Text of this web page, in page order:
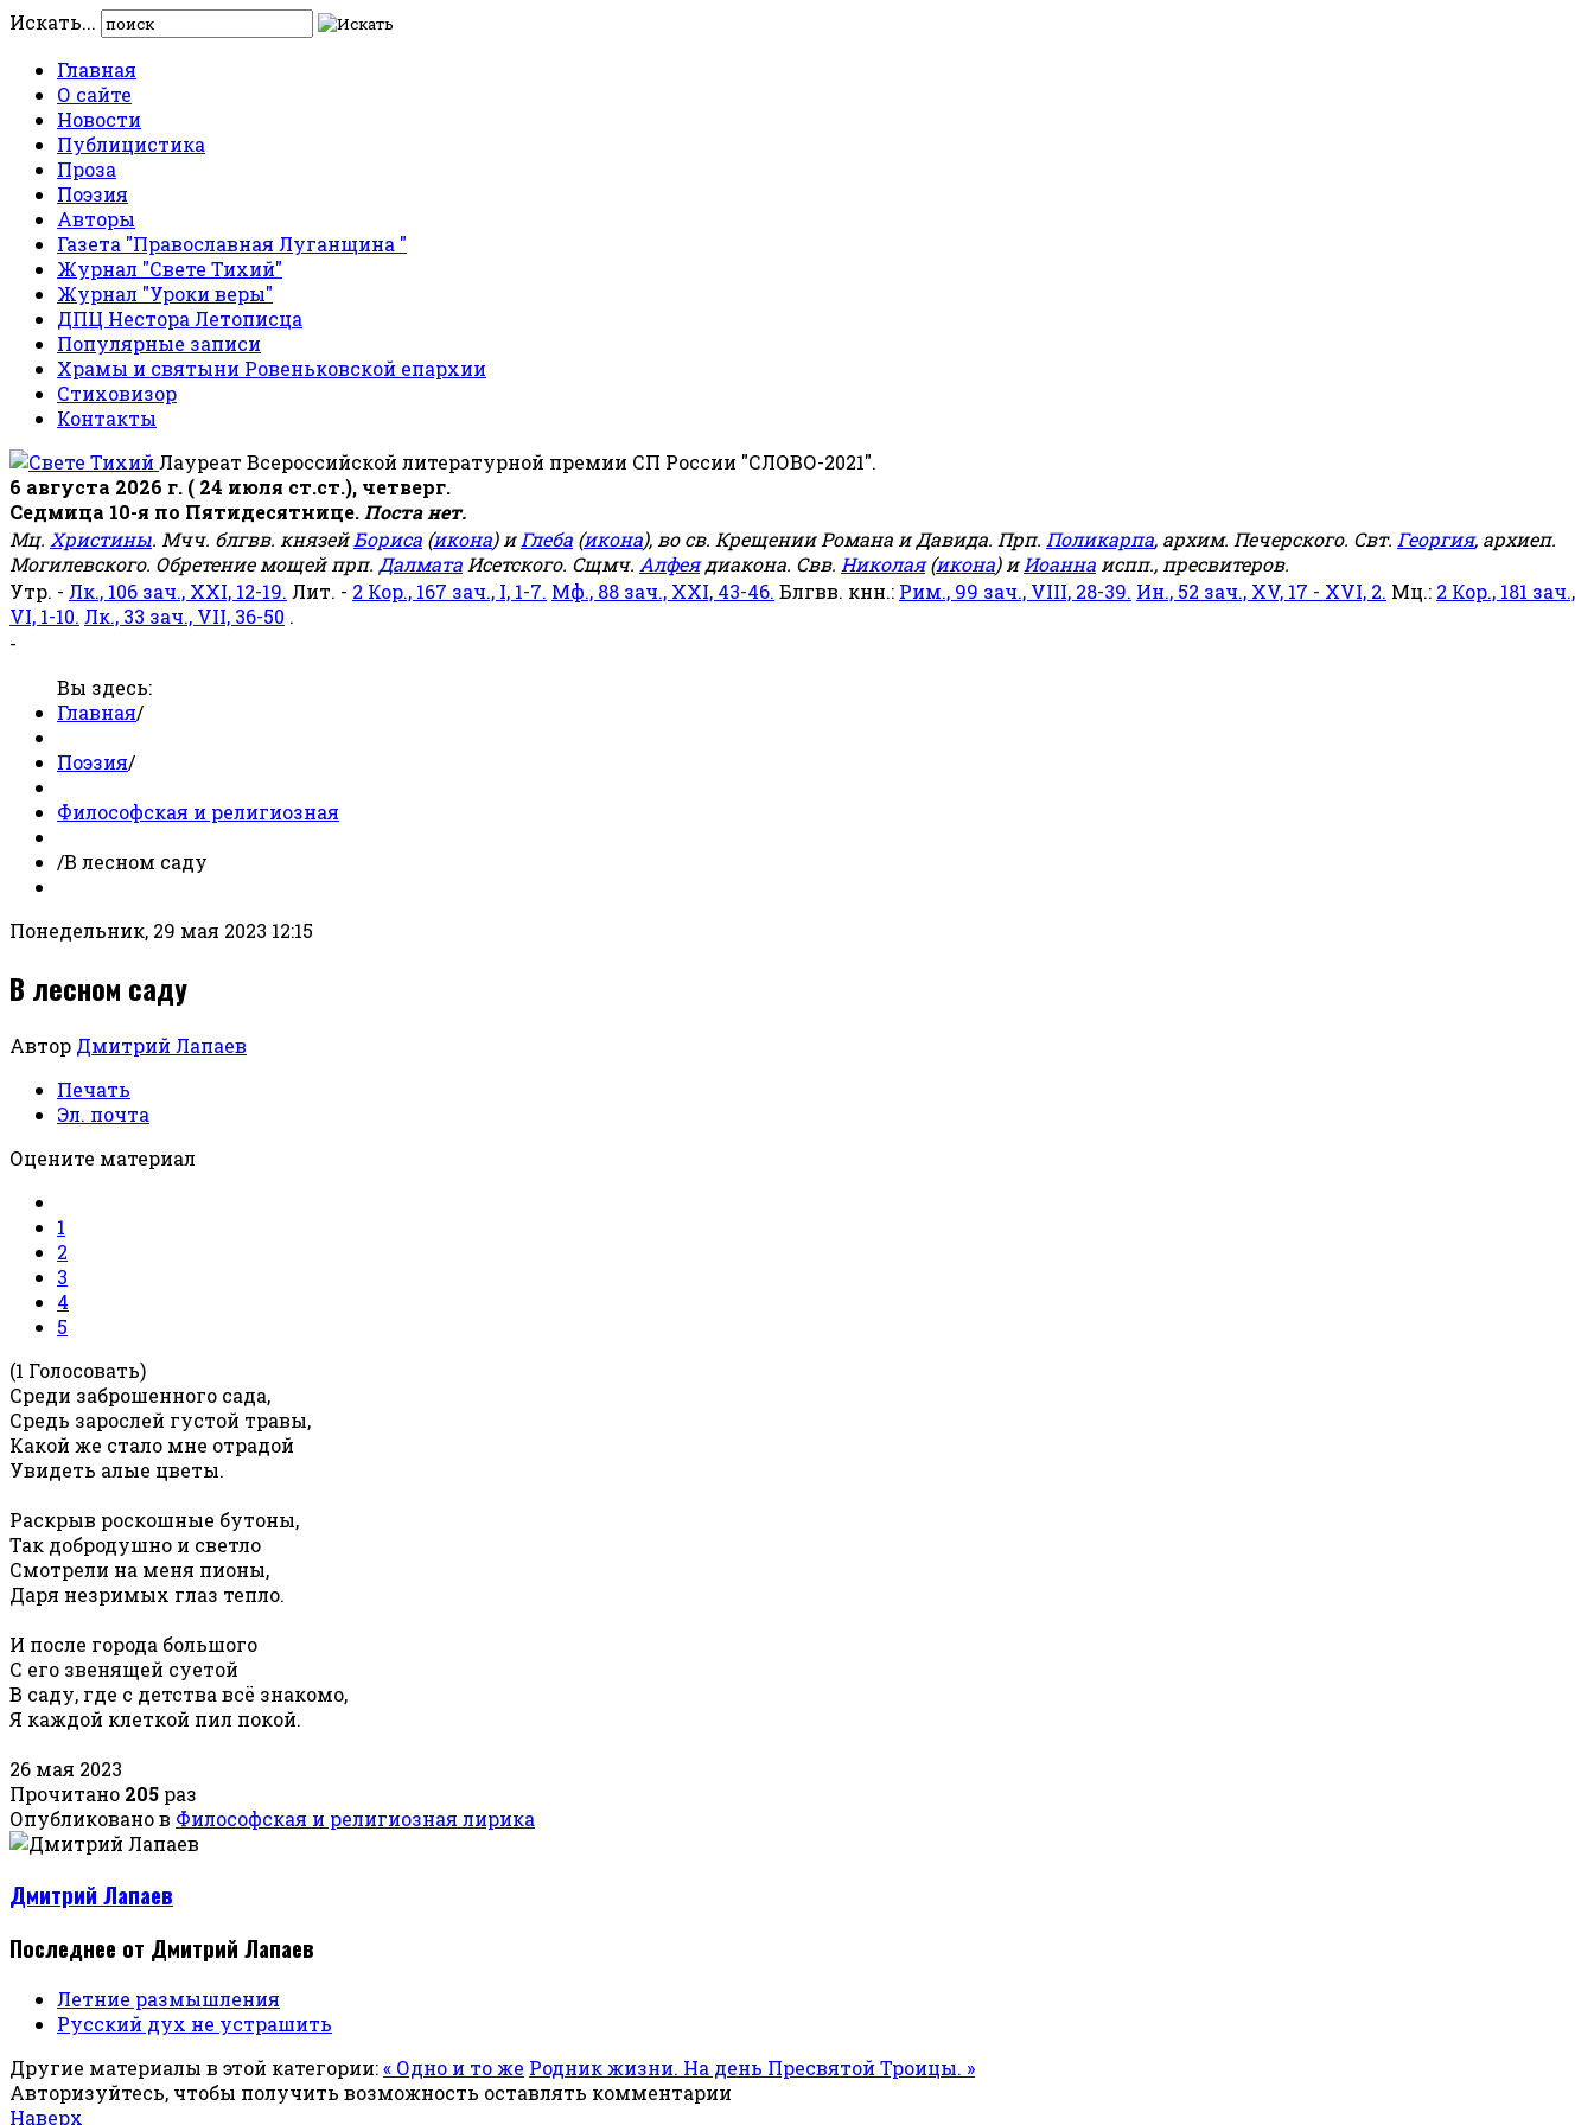
Искать...
Главная
О сайте
Новости
Публицистика
Проза
Поэзия
Авторы
Газета "Православная Луганщина "
Журнал "Свете Тихий"
Журнал "Уроки веры"
ДПЦ Нестора Летописца
Популярные записи
Храмы и святыни Ровеньковской епархии
Стиховизор
Контакты
Лауреат Всероссийской литературной премии СП России "СЛОВО-2021".
6 августа 2026 г. ( 24 июля ст.ст.), четверг.
Седмица 10-я по Пятидесятнице. Поста нет.
Мц. Христины. Мчч. блгвв. князейБориса (икона) иГлеба (икона), во св. Крещении Романа и Давида. Прп. Поликарпа, архим. Печерского. Свт. Георгия, архиеп.
Могилевского. Обретение мощей прп. Далмата Исетского. Сщмч. Алфеядиакона. Свв. Николая(икона) иИоанна испп., пресвитеров.
Утр. - Лк., 106 зач., XXI, 12-19. Лит. - 2 Кор., 167 зач., I, 1-7. Мф., 88 зач., XXI, 43-46. Блгвв. кнн.: Рим., 99 зач., VIII, 28-39. Ин., 52 зач., XV, 17 - XVI, 2. Мц.: 2 Кор., 181 зач.,
VI, 1-10. Лк., 33 зач., VII, 36-50 .
-
Вы здесь:
Главная/
Поэзия/
Философская и религиозная
/В лесном саду
Понедельник, 29 мая 2023 12:15
В лесном саду
Автор Дмитрий Лапаев
Печать
Эл. почта
Оцените материал
1
2
3
4
5
(1 Голосовать)
Среди заброшенного сада,
Средь зарослей густой травы,
Какой же стало мне отрадой
Увидеть алые цветы.
Раскрыв роскошные бутоны,
Так добродушно и светло
Смотрели на меня пионы,
Даря незримых глаз тепло.
И после города большого
С его звенящей суетой
В саду, где с детства всё знакомо,
Я каждой клеткой пил покой.
26 мая 2023
Прочитано 205 раз
Опубликовано в Философская и религиозная лирика
Дмитрий Лапаев
Последнее от Дмитрий Лапаев
Летние размышления
Русский дух не устрашить
Другие материалы в этой категории:« Одно и то же Родник жизни. На день Пресвятой Троицы. »
Авторизуйтесь, чтобы получить возможность оставлять комментарии
Наверх